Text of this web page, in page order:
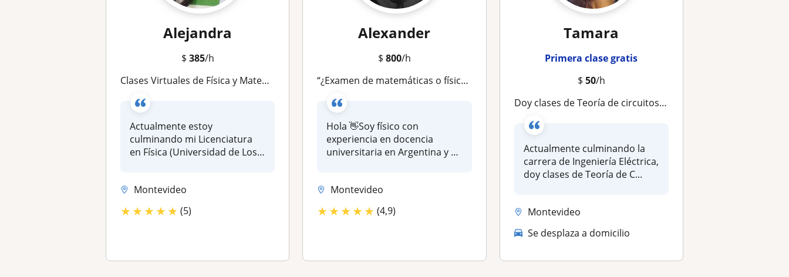
Alejandra
$ 385/h
Clases Virtuales de Física y Matemáticas: apoyo en la resolución de ejercicios y clases personalizadas
Actualmente estoy
culminando mi Licenciatura
en Física (Universidad de Los
Montevideo
★★★★★ (5)
Alexander
$ 800/h
“¿Examen de matemáticas o física mañana? ¡Yo te preparo!”
Hola 👋Soy físico con
experiencia en docencia
universitaria en Argentina y el
Montevideo
★★★★★ (4,9)
Tamara
Primera clase gratis
$ 50/h
Doy clases de Teoría de circuitos y Electrónica básica
Actualmente culminando la
carrera de Ingeniería Eléctrica,
doy clases de Teoría de C...
Montevideo
Se desplaza a domicilio